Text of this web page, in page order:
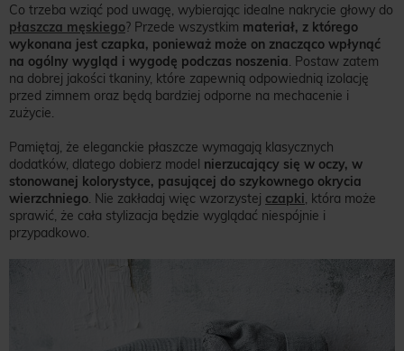
Co trzeba wziąć pod uwagę, wybierając idealne nakrycie głowy do
płaszcza męskiego? Przede wszystkim materiał, z którego
wykonana jest czapka, ponieważ może on znacząco wpłynąć
na ogólny wygląd i wygodę podczas noszenia. Postaw zatem
na dobrej jakości tkaniny, które zapewnią odpowiednią izolację
przed zimnem oraz będą bardziej odporne na mechacenie i
zużycie.
Pamiętaj, że eleganckie płaszcze wymagają klasycznych
dodatków, dlatego dobierz model nierzucający się w oczy, w
stonowanej kolorystyce, pasującej do szykownego okrycia
wierzchniego. Nie zakładaj więc wzorzystej czapki, która może
sprawić, że cała stylizacja będzie wyglądać niespójnie i
przypadkowo.